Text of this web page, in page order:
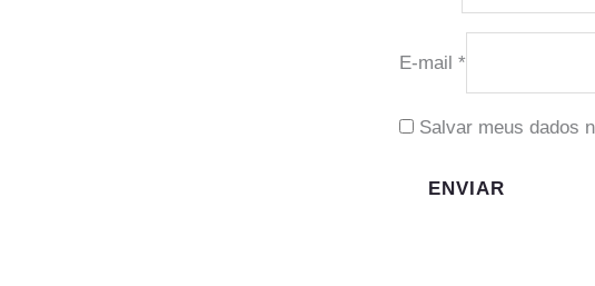
E-mail *
Salvar meus dados